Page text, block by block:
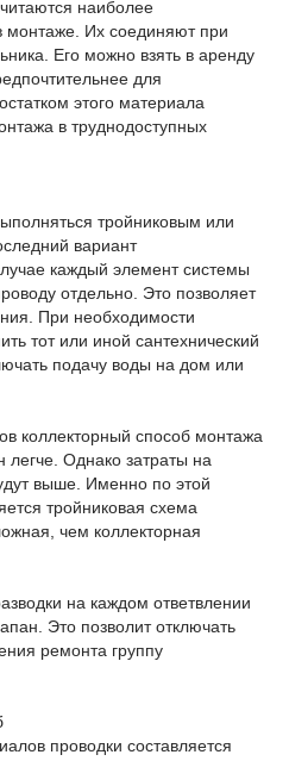
наиболее
монтаже. Их соединяют при
Его можно взять в аренду
для
этого материала
в труднодоступных
тройниковым или
вариант
каждый элемент системы
отдельно. Это позволяет
При необходимости
тот или иной сантехнический
подачу воды на дом или
коллекторный способ монтажа
легче. Однако затраты на
выше. Именно по этой
тройниковая схема
чем коллекторная
на каждом ответвлении
Это позволит отключать
ремонта группу
проводки составляется